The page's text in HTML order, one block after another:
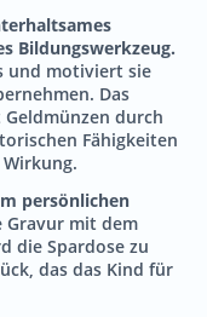
Bildungswerkzeug.
und motiviert sie
Das
durch
Fähigkeiten
persönlichen
Gravur mit dem
die Spardose zu
das das Kind für